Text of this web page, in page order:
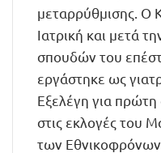
μεταρρύθμισης. Ο
Ιατρική και μετά
σπουδών του
εργάστηκε ως
Εξελέγη για
στις εκλογές του
των Εθνικοφρόνων